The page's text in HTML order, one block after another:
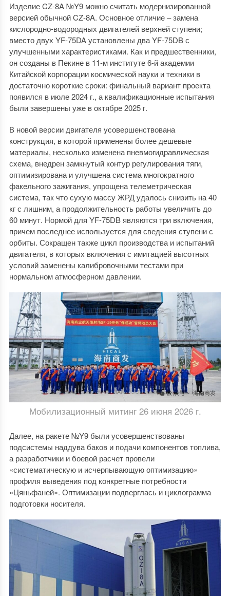
Изделие CZ-8A №Y9 можно считать модернизированной
версией обычной CZ-8A. Основное отличие – замена
кислородно-водородных двигателей верхней ступени;
вместо двух YF-75DA установлены два YF-75DB с
улучшенными характеристиками. Как и предшественники,
он созданы в Пекине в 11-м институте 6-й академии
Китайской корпорации космической науки и техники в
достаточно короткие сроки: финальный вариант проекта
появился в июле 2024 г., а квалификационные испытания
были завершены уже в октябре 2025 г.
В новой версии двигателя усовершенствована
конструкция, в которой применены более дешевые
материалы, несколько изменена пневмогидравлическая
схема, внедрен замкнутый контур регулирования тяги,
оптимизирована и улучшена система многократного
факельного зажигания, упрощена телеметрическая
система, так что сухую массу ЖРД удалось снизить на 40
кг с лишним, а продолжительность работы увеличить до
60 минут. Нормой для YF-75DB являются три включения,
причем последнее используется для сведения ступени с
орбиты. Сокращен также цикл производства и испытаний
двигателя, в которых включения с имитацией высотных
условий заменены калибровочными тестами при
нормальном атмосферном давлении.
Мобилизационный митинг 26 июня 2026 г.
Далее, на ракете №Y9 были усовершенствованы
подсистемы наддува баков и подачи компонентов топлива,
а разработчики и боевой расчет провели
«систематическую и исчерпывающую оптимизацию»
профиля выведения под конкретные потребности
«Цяньфаней». Оптимизации подверглась и циклограмма
подготовки носителя.